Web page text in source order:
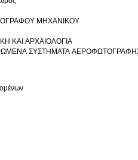
ΜΗΧΑΝΙΚΟΥ
ΚΑΙ ΑΡΧΑΙΟΛΟΓΙΑ
ΣΥΣΤΗΜΑΤΑ